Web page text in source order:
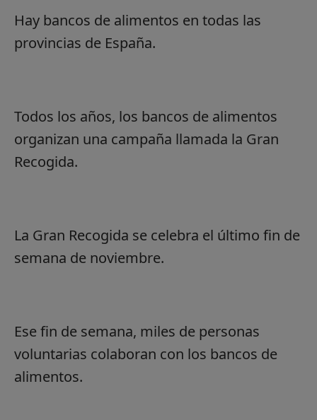
Hay bancos de alimentos en todas las
provincias de España.
Todos los años, los bancos de alimentos
organizan una campaña llamada la Gran
Recogida.
La Gran Recogida se celebra el último fin de
semana de noviembre.
Ese fin de semana, miles de personas
voluntarias colaboran con los bancos de
alimentos.